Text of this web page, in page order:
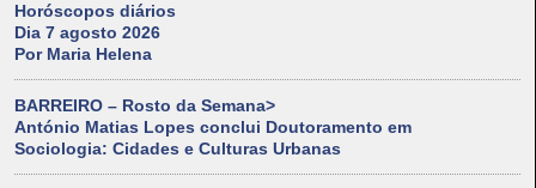
Horóscopos diários
Dia 7 agosto 2026
Por Maria Helena
BARREIRO – Rosto da Semana>
António Matias Lopes conclui Doutoramento em
Sociologia: Cidades e Culturas Urbanas